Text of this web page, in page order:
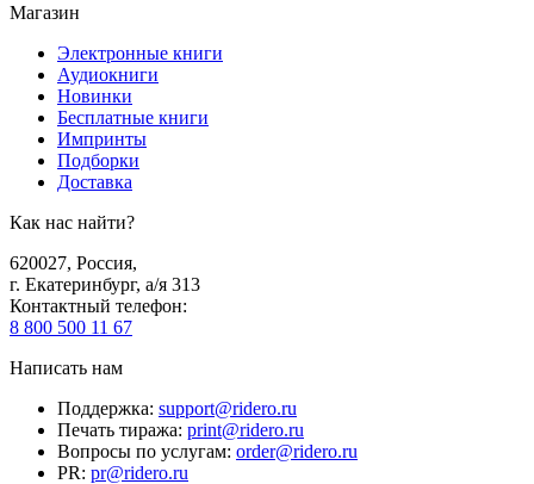
Магазин
Электронные книги
Аудиокниги
Новинки
Бесплатные книги
Импринты
Подборки
Доставка
Как нас найти?
620027, Россия,
г. Екатеринбург, а/я 313
Контактный телефон:
8 800 500 11 67
Написать нам
Поддержка: support@ridero.ru
Печать тиража: print@ridero.ru
Вопросы по услугам: order@ridero.ru
PR: pr@ridero.ru